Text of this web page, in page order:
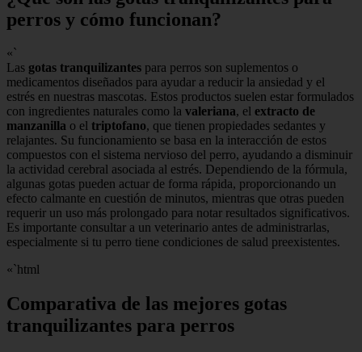
perros y cómo funcionan?
«`
Las gotas tranquilizantes para perros son suplementos o
medicamentos diseñados para ayudar a reducir la ansiedad y el
estrés en nuestras mascotas. Estos productos suelen estar formulados
con ingredientes naturales como la valeriana, el extracto de
manzanilla o el triptofano, que tienen propiedades sedantes y
relajantes. Su funcionamiento se basa en la interacción de estos
compuestos con el sistema nervioso del perro, ayudando a disminuir
la actividad cerebral asociada al estrés. Dependiendo de la fórmula,
algunas gotas pueden actuar de forma rápida, proporcionando un
efecto calmante en cuestión de minutos, mientras que otras pueden
requerir un uso más prolongado para notar resultados significativos.
Es importante consultar a un veterinario antes de administrarlas,
especialmente si tu perro tiene condiciones de salud preexistentes.
«`html
Comparativa de las mejores gotas
tranquilizantes para perros